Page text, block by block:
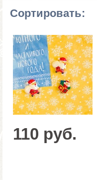
Сортировать:
110 руб.